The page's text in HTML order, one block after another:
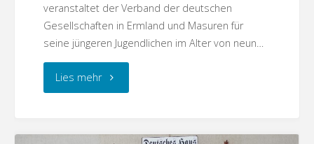
veranstaltet der Verband der deutschen
Gesellschaften in Ermland und Masuren für
seine jüngeren Jugendlichen im Alter von neun…
Lies mehr"Osterode
Wolkig